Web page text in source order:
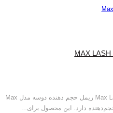
ریمل حجم دهنده دوسه اصل مدل Max Lash ریمل حجم دهنده دوسه مدل Max